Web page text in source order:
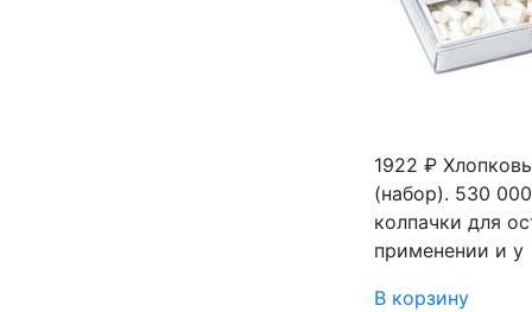
1922 ₽
(набор). 530
колпачки для
применении и у
В корзину